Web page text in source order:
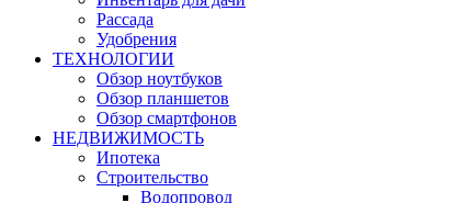
Рассада
Удобрения
ТЕХНОЛОГИИ
Обзор ноутбуков
Обзор планшетов
Обзор смартфонов
НЕДВИЖИМОСТЬ
Ипотека
Строительство
Водопровод